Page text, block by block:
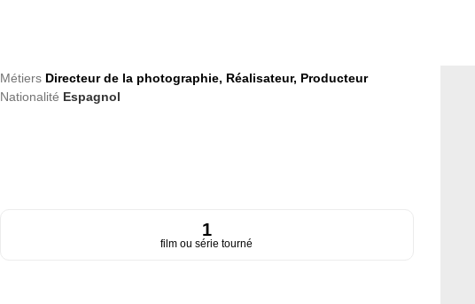
Métiers Directeur de la photographie, Réalisateur, Producteur
Nationalité Espagnol
1
film ou série tourné